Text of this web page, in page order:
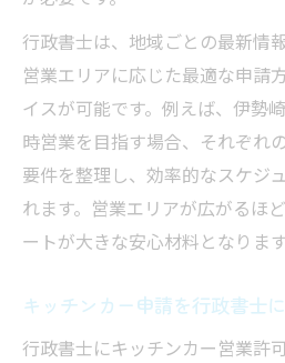
行政書士は、地域ごとの最新情
営業エリアに応じた最適な申請
イスが可能です。例えば、伊勢
時営業を目指す場合、それぞれ
要件を整理し、効率的なスケジ
れます。営業エリアが広がるほ
ートが大きな安心材料となります
キッチンカー申請を行政書士
行政書士にキッチンカー営業許